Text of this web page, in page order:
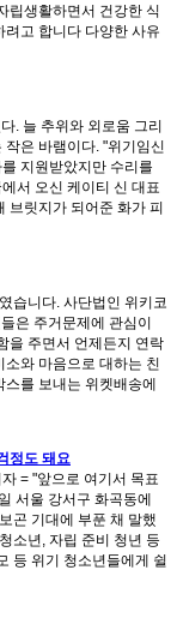
립생활하면서 건강한 식
고 합니다 다양한 사유
. 늘 추위와 외로움 그리
은 바램이다. "위기임신
지원받았지만 수리를
서 오신 케이티 신 대표
브릿지가 되어준 화가 피
습니다. 사단법인 위키코
은 주거문제에 관심이
을 주면서 언제든지 연락
와 마음으로 대하는 친
를 보내는 위켓배송에
정도 돼요
= "앞으로 여기서 목표
서울 강서구 화곡동에
곤 기대에 부푼 채 말했
소년, 자립 준비 청년 등
등 위기 청소년들에게 쉴